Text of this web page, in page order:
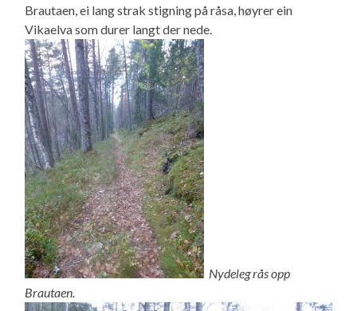
Brautaen, ei lang strak stigning på råsa, høyrer ein
Vikaelva som durer langt der nede.
Nydeleg rås opp
Brautaen.